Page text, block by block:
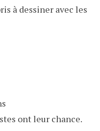
à dessiner avec les
ont leur chance.